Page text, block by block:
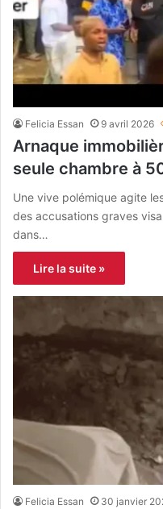
Felicia Essan 9 avril 2026
Arnaque
seule chambre à
Une vive polémique agite
des accusations graves
dans…
Lire la suite »
Felicia Essan 30 janvier